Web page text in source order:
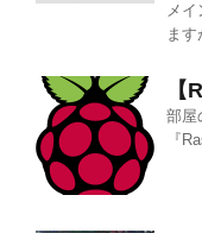
メ
ま
部屋
『